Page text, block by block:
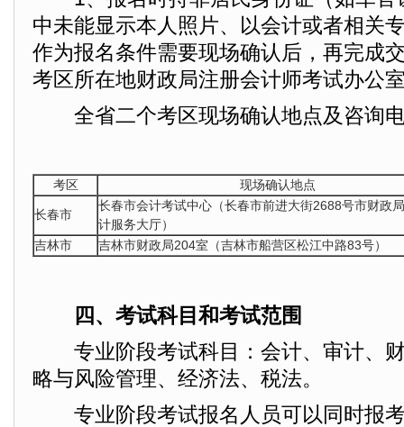
中未能显示本人照片、以会计或者相关
作为报名条件需要现场确认后，再完成
考区所在地财政局注册会计师考试办公
全省二个考区现场确认地点及咨询
考区 现场确认地点
长春市
长春市会计考试中心（长春市前进大街2688号市财政
计服务大厅）
吉林市
吉林市财政局204室（吉林市船营区松江中路83号）
四、考试科目和考试范围
专业阶段考试科目：会计、审计、财
略与风险管理、经济法、税法。
专业阶段考试报名人员可以同时报